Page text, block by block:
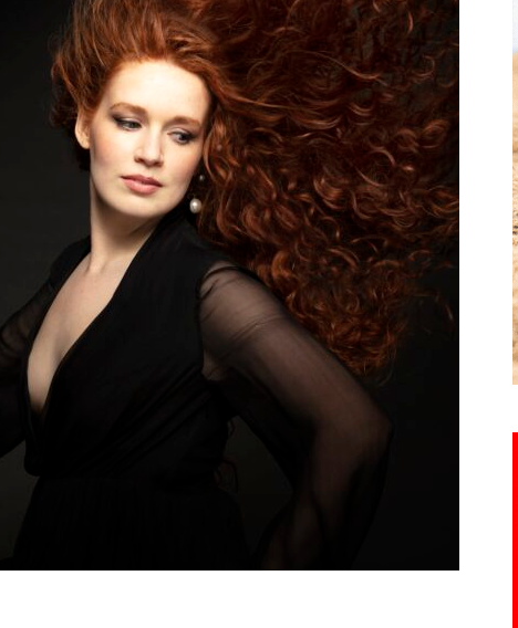
Hebdo25